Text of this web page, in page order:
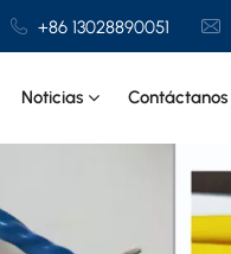
+86 13028890051
Noticias Contáctanos